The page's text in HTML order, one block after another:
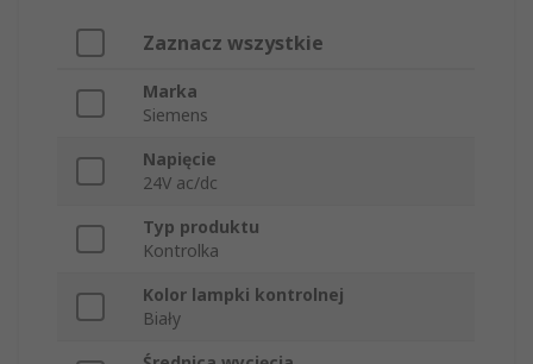
Zaznacz wszystkie
Marka
Siemens
Napięcie
24V ac/dc
Typ produktu
Kontrolka
Kolor lampki kontrolnej
Biały